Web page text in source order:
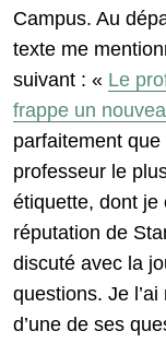
Campus. Au
texte me
suivant : « Le
frappe un
parfaitement
professeur le
étiquette, dont je
réputation de
discuté avec la
questions. Je
d’une de ses